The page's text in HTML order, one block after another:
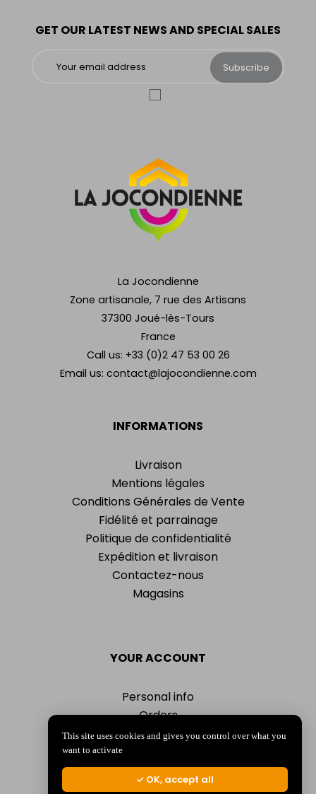
INFORMATIONS
Livraison
Mentions légales
Conditions Générales de Vente
Fidélité et parrainage
Politique de confidentialité
Expédition et livraison
Contactez-nous
Magasins
YOUR ACCOUNT
Personal info
Orders
Addresses
My alerts
La Jocondienne
Zone artisanale, 7 rue des Artisans
37300 Joué-lès-Tours
France
Call us: +33 (0)2 47 53 00 26
Email us: contact@lajocondienne.com
GET OUR LATEST NEWS AND SPECIAL SALES
Subscribe
This site uses cookies and gives you control over what you
want to activate
OK, accept all